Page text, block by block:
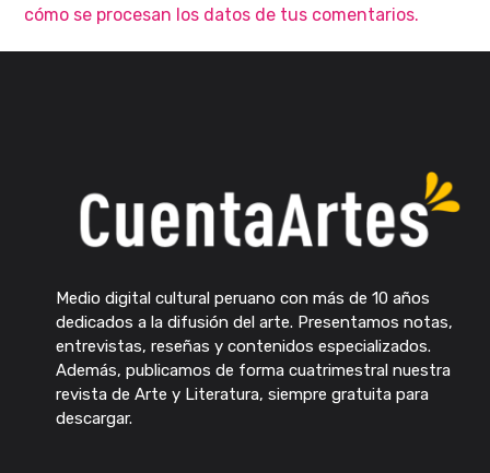
cómo se procesan los datos de tus comentarios.
Medio digital cultural peruano con más de 10 años
dedicados a la difusión del arte. Presentamos notas,
entrevistas, reseñas y contenidos especializados.
Además, publicamos de forma cuatrimestral nuestra
revista de Arte y Literatura, siempre gratuita para
descargar.